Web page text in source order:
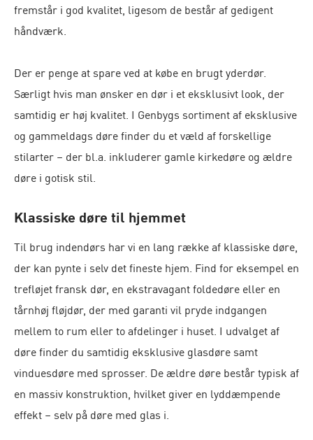
fremstår i god kvalitet, ligesom de består af gedigent
håndværk.
Der er penge at spare ved at købe en brugt yderdør.
Særligt hvis man ønsker en dør i et eksklusivt look, der
samtidig er høj kvalitet. I Genbygs sortiment af eksklusive
og gammeldags døre finder du et væld af forskellige
stilarter – der bl.a. inkluderer gamle kirkedøre og ældre
døre i gotisk stil.
Klassiske døre til hjemmet
Til brug indendørs har vi en lang række af klassiske døre,
der kan pynte i selv det fineste hjem. Find for eksempel en
trefløjet fransk dør, en ekstravagant foldedøre eller en
tårnhøj fløjdør, der med garanti vil pryde indgangen
mellem to rum eller to afdelinger i huset. I udvalget af
døre finder du samtidig eksklusive glasdøre samt
vinduesdøre med sprosser. De ældre døre består typisk af
en massiv konstruktion, hvilket giver en lyddæmpende
effekt – selv på døre med glas i.